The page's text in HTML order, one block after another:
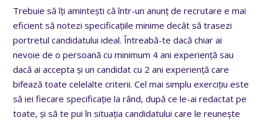
Trebuie să îți amintești că într-un anunț de recrutare e mai
eficient să notezi specificațiile minime decât să trasezi
portretul candidatului ideal. Întreabă-te dacă chiar ai
nevoie de o persoană cu minimum 4 ani experiență sau
dacă ai accepta și un candidat cu 2 ani experiență care
bifează toate celelalte criterii. Cel mai simplu exercițiu este
să iei fiecare specificație la rând, după ce le-ai redactat pe
toate, și să te pui în situația candidatului care le reunește